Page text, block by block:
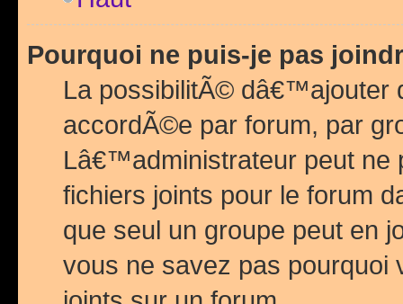
Pourquoi ne puis-je pas
La possibilitÃ© dâ€™ajouter
accordÃ©e par forum, par
Lâ€™administrateur peut
fichiers joints pour le forum
que seul un groupe peut en
vous ne savez pas pourquoi